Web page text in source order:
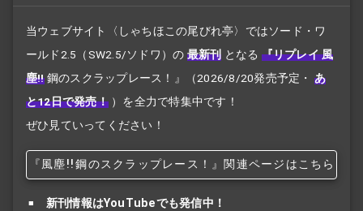
当ウェブサイト〈しゃちほこの尾びれ亭〉ではソード・ワ
ールド2.5（SW2.5/ソドワ）の 最新刊 となる 『リプレイ 風
塵!! 鋼のスクラップレース！』 （2026/8/20発売予定・ あ
と12日で発売！ ）を全力で特集中です！
ぜひ見ていってください！
『風塵!! 鋼のスクラップレース！』関連ページはこちら
新刊情報はYouTubeでも発信中！